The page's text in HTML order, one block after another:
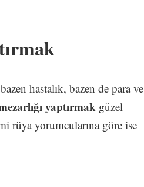
hastalık, bazen de para ve
yaptırmak güzel
rüya yorumcularına göre ise